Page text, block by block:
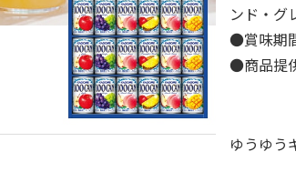
ンド・
●賞味期
●商品提
ゆうゆ